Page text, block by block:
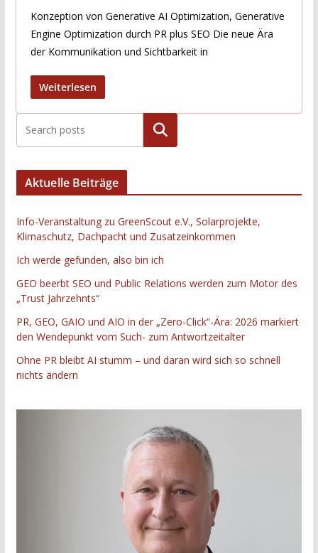
Konzeption von Generative AI Optimization, Generative
Engine Optimization durch PR plus SEO Die neue Ära
der Kommunikation und Sichtbarkeit in
Weiterlesen
Suchen
Aktuelle Beiträge
Info-Veranstaltung zu GreenScout e.V., Solarprojekte,
Klimaschutz, Dachpacht und Zusatzeinkommen
Ich werde gefunden, also bin ich
GEO beerbt SEO und Public Relations werden zum Motor des
„Trust Jahrzehnts“
PR, GEO, GAIO und AIO in der „Zero-Click“-Ära: 2026 markiert
den Wendepunkt vom Such- zum Antwortzeitalter
Ohne PR bleibt AI stumm – und daran wird sich so schnell
nichts ändern